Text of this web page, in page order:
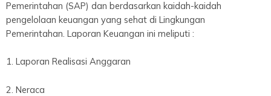
Pemerintahan (SAP) dan berdasarkan kaidah-kaidah
pengelolaan keuangan yang sehat di Lingkungan
Pemerintahan. Laporan Keuangan ini meliputi :
1. Laporan Realisasi Anggaran
2. Neraca